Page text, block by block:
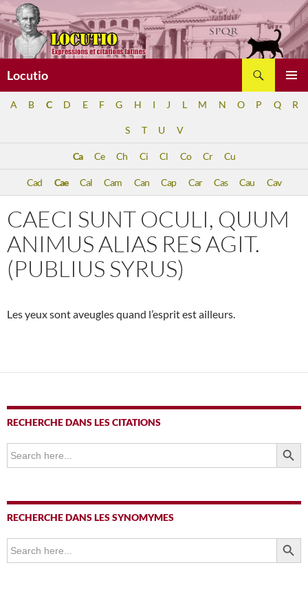
Aller
au
contenu
Locutio
A B C D E F G H I J L M N O P Q R
S T U V
Ca Ce Ch Ci Cl Co Cr Cu
Cad Cae Cal Cam Can Cap Car Cas Cau Cav
CAECI SUNT OCULI, QUUM
ANIMUS ALIAS RES AGIT.
(PUBLIUS SYRUS)
Les yeux sont aveugles quand l’esprit est ailleurs.
RECHERCHE DANS LES CITATIONS
Search
for:
SEARCH
RECHERCHE DANS LES SYNOMYMES
Search
for:
SEARCH